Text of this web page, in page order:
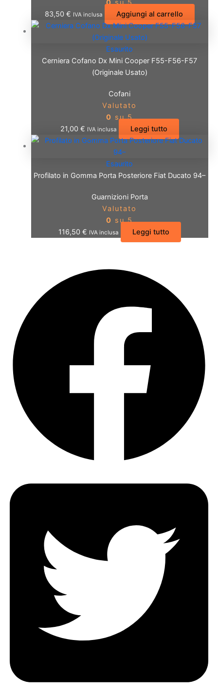
0su 5
83,50 € IVA inclusa Aggiungi al carrello
Esaurito
Cerniera Cofano Dx Mini Cooper F55-F56-F57
(Originale Usato)
Cofani
Valutato
0 su 5
21,00 € IVA inclusa Leggi tutto
Esaurito
Profilato in Gomma Porta Posteriore Fiat Ducato 94–
Guarnizioni Porta
Valutato
0 su 5
116,50 € IVA inclusa Leggi tutto